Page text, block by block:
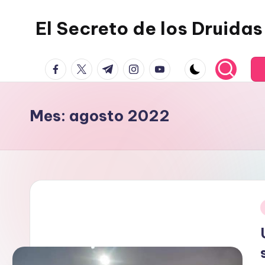
contenido
El Secreto de los Druidas
facebook.com
twitter.com
t.me instagram.com
youtube.com
Mes: agosto 2022